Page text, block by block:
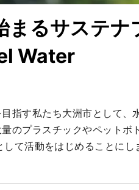
まるサステナ
Water
指す私たち大洲市として
のプラスチックやペットボ
て活動をはじめることにし